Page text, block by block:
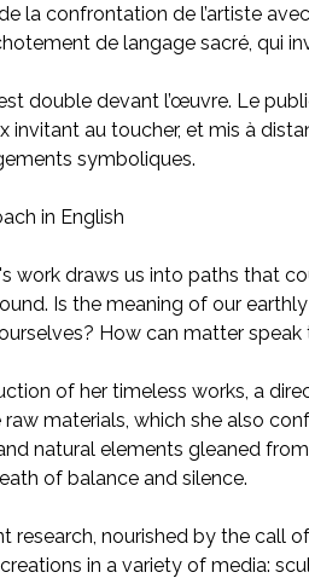
la confrontation de l’artiste
de langage sacré, qui
est double devant l’œuvre. Le
invitant au toucher, et mis à
symboliques.
in English
work draws us into paths that
Is the meaning of our
How can matter
of her timeless works, a
materials, which she also
natural elements gleaned
of balance and silence.
research, nourished by the call
in a variety of media: